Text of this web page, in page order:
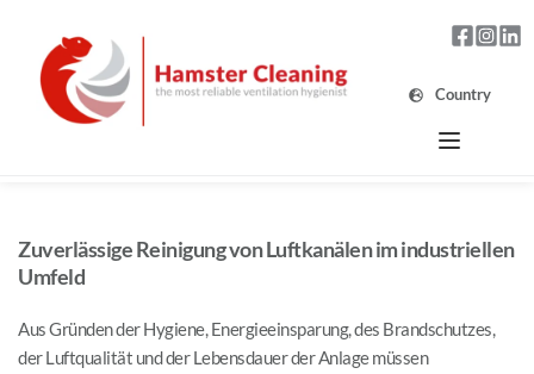
Country
Zuverlässige Reinigung von Luftkanälen im industriellen
Umfeld
Aus Gründen der Hygiene, Energieeinsparung, des Brandschutzes,
der Luftqualität und der Lebensdauer der Anlage müssen